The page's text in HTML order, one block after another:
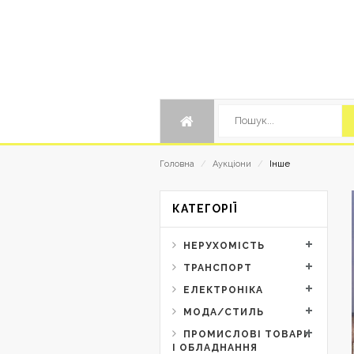
Головна / Аукціони / Інше
КОМПЛЕКСУ
КАТЕГОРІЇ
НЕРУХОМІСТЬ
ТРАНСПОРТ
ЕЛЕКТРОНІКА
МОДА/СТИЛЬ
ПРОМИСЛОВІ ТОВАРИ
І ОБЛАДНАННЯ